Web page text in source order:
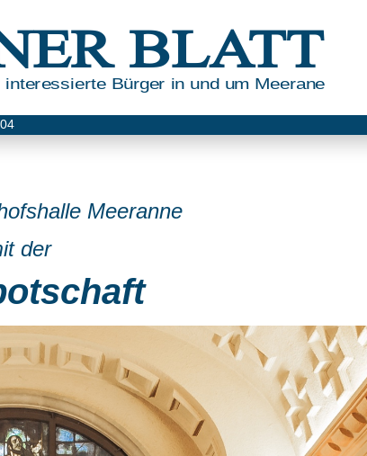
BLATT
Bürger in und um Meerane
Meeranne
der